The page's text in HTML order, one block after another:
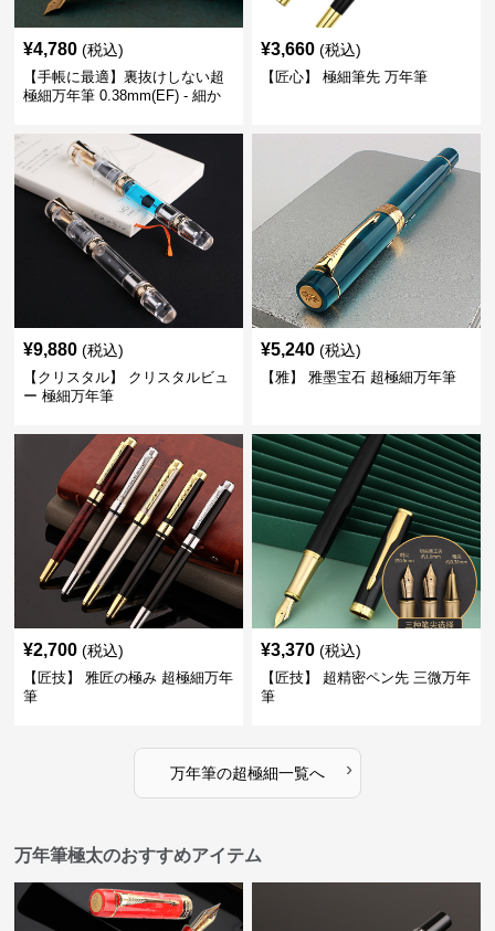
¥4,780 (税込)
【手帳に最適】裏抜けしない超
極細万年筆 0.38mm(EF) - 細か
¥3,660 (税込)
【匠心】 極細筆先 万年筆
¥9,880 (税込)
【クリスタル】 クリスタルビュ
ー 極細万年筆
¥5,240 (税込)
【雅】 雅墨宝石 超極細万年筆
¥2,700 (税込)
【匠技】 雅匠の極み 超極細万年
筆
¥3,370 (税込)
【匠技】 超精密ペン先 三微万年
筆
万年筆の超極細一覧へ ›
万年筆極太のおすすめアイテム